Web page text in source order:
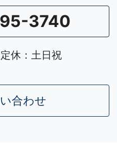
3740
休：土日祝
合わせ